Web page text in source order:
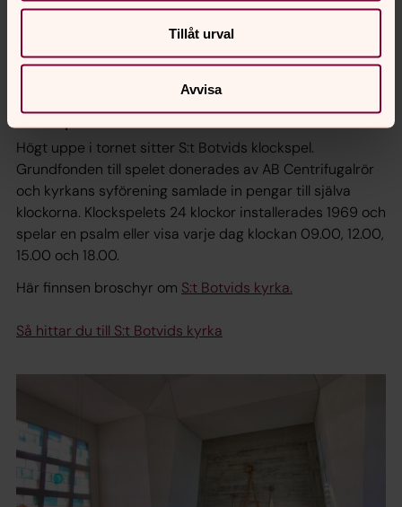
Tillåt urval
Avvisa
”Grönlundorgeln”. Orgeln är ritad av arkitekt Ulf Oldaeus,
dekorerad av konstnären Tore Bergh.
Klockspelet
Högt uppe i tornet sitter S:t Botvids klockspel.
Grundfonden till spelet donerades av AB Centrifugalrör
och kyrkans syförening samlade in pengar till själva
klockorna. Klockspelets 24 klockor installerades 1969 och
spelar en psalm eller visa varje dag klockan 09.00, 12.00,
15.00 och 18.00.
Här finnsen broschyr om S:t Botvids kyrka.
Så hittar du till S:t Botvids kyrka